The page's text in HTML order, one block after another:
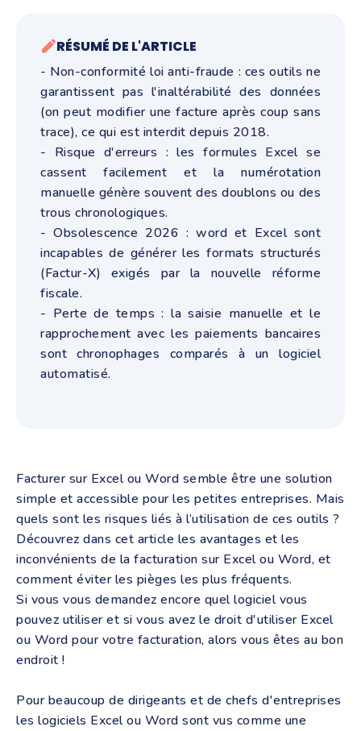
RÉSUMÉ DE L'ARTICLE
- Non-conformité loi anti-fraude : ces outils ne
garantissent pas l'inaltérabilité des données
(on peut modifier une facture après coup sans
trace), ce qui est interdit depuis 2018.
- Risque d'erreurs : les formules Excel se
cassent facilement et la numérotation
manuelle génère souvent des doublons ou des
trous chronologiques.
- Obsolescence 2026 : word et Excel sont
incapables de générer les formats structurés
(Factur-X) exigés par la nouvelle réforme
fiscale.
- Perte de temps : la saisie manuelle et le
rapprochement avec les paiements bancaires
sont chronophages comparés à un logiciel
automatisé.
Facturer sur Excel ou Word semble être une solution
simple et accessible pour les petites entreprises. Mais
quels sont les risques liés à l’utilisation de ces outils ?
Découvrez dans cet article les avantages et les
inconvénients de la facturation sur Excel ou Word, et
comment éviter les pièges les plus fréquents.
Si vous vous demandez encore quel logiciel vous
pouvez utiliser et si vous avez le droit d'utiliser Excel
ou Word pour votre facturation, alors vous êtes au bon
endroit !
Pour beaucoup de dirigeants et de chefs d'entreprises
les logiciels Excel ou Word sont vus comme une